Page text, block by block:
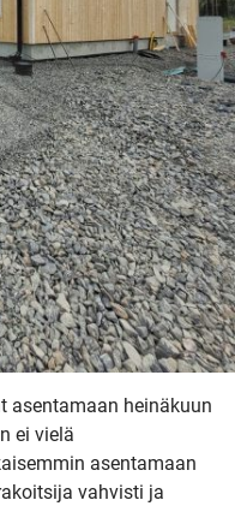
asentamaan heinäkuun
ei vielä
asentamaan
vahvisti ja